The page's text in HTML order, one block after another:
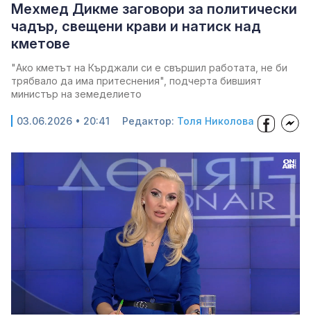
Мехмед Дикме заговори за политически
чадър, свещени крави и натиск над
кметове
"Ако кметът на Кърджали си е свършил работата, не би
трябвало да има притеснения", подчерта бившият
министър на земеделието
03.06.2026 • 20:41 Редактор: Толя Николова
Unmute Loaded:
5.03%